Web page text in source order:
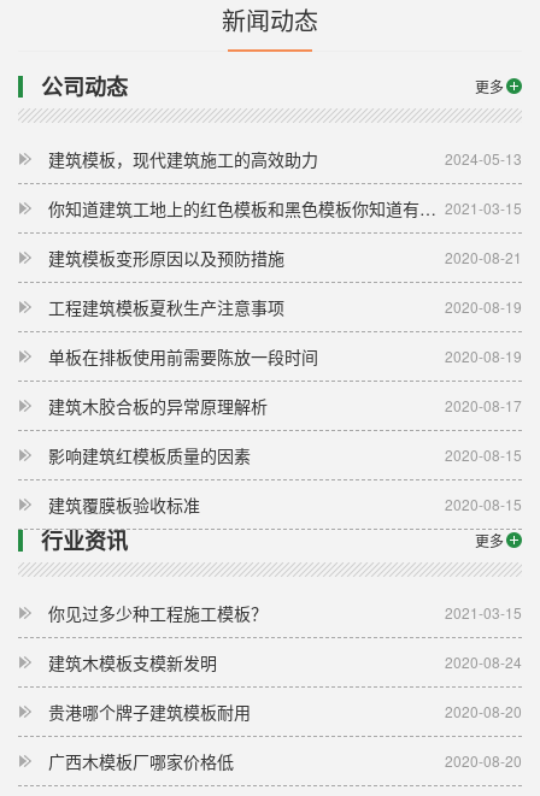
新闻动态
更多
公司动态
2024-05-13
建筑模板，现代建筑施工的高效助力
2021-03-15
你知道建筑工地上的红色模板和黑色模板你知道有哪些区别吗？
2020-08-21
建筑模板变形原因以及预防措施
2020-08-19
工程建筑模板夏秋生产注意事项
2020-08-19
单板在排板使用前需要陈放一段时间
2020-08-17
建筑木胶合板的异常原理解析
2020-08-15
影响建筑红模板质量的因素
2020-08-15
建筑覆膜板验收标准
更多
行业资讯
2021-03-15
你见过多少种工程施工模板？
2020-08-24
建筑木模板支模新发明
2020-08-20
贵港哪个牌子建筑模板耐用
2020-08-20
广西木模板厂哪家价格低